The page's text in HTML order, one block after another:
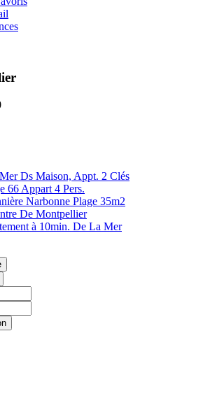
Ds Maison, Appt. 2 Clés
66 Appart 4 Pers.
Narbonne Plage 35m2
De Montpellier
à 10min. De La Mer